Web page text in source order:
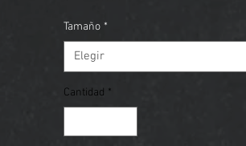
Tamaño *
Elegir
Cantidad *